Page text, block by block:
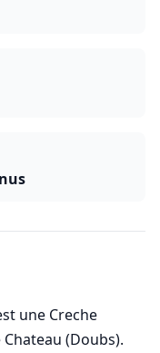
une Creche
(Doubs).